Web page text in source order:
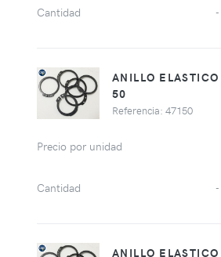
Cantidad -
ANILLO
50
Referencia: 47150
Precio por unidad
Cantidad -
ANILLO